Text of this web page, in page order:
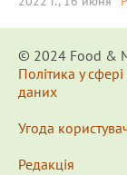
© 2024 Food &
Політика у
даних
Угода
Редакція